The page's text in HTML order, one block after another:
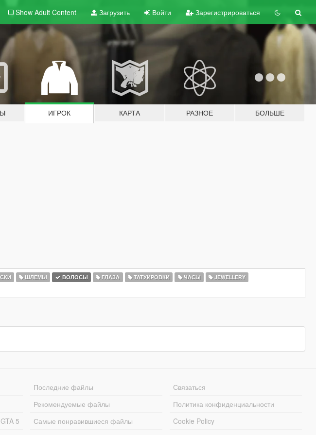
Show Adult Content Загрузить Войти Зарегистрироваться
ИГРОК КАРТА РАЗНОЕ БОЛЬШЕ
ШЛЕМЫ ВОЛОСЫ ГЛАЗА ТАТУИРОВКИ ЧАСЫ
JEWELLERY
5
Последние файлы
Рекомендуемые файлы
Самые понравившиеся файлы
Связаться
Политика конфиденциальности
Cookie Policy